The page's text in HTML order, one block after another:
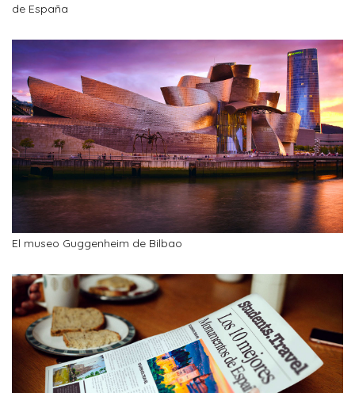
de España
El museo Guggenheim de Bilbao